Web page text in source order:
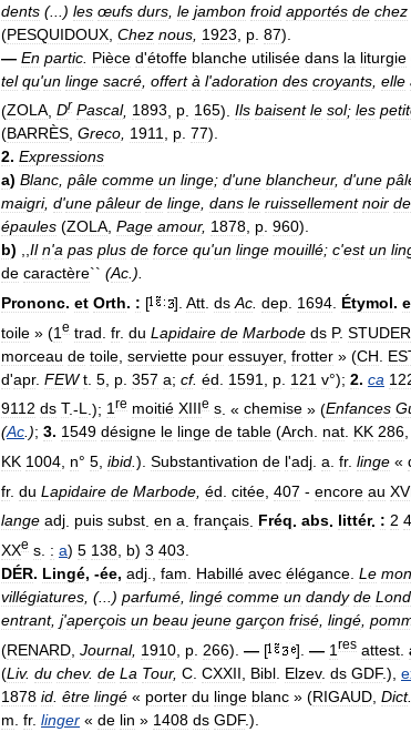
dents (...) les œufs durs le jambon froid apportés de chez
(PESQUIDOUX Chez nous 1923 p 87).
— En partic Pièce d'étoffe blanche utilisée dans la liturgie
tel qu'un linge sacré offert à l'adoration des croyants elle
(ZOLA, Dr Pascal, 1893 p 165). Ils baisent le sol; les
(BARRÈS, Greco, 1911, p. 77).
2. Expressions
a) Blanc, pâle comme un linge; d'une blancheur, d'une
maigri, d'une pâleur de linge, dans le ruissellement noir de
épaules (ZOLA, Page amour, 1878, p. 960).
b) ,,Il n'a pas plus de force qu'un linge mouillé; c'est un
de caractère`` (Ac.).
Prononc. et Orth. : [ ]. Att ds Ac dep 1694 Étymol.
toile » (1 e trad fr. du Lapidaire de Marbode ds P. STUDER
morceau de toile serviette pour essuyer, frotter » (CH
d'apr. FEW t 5 p 357 a; cf. éd 1591 p 121 v°); 2. ca
9112 ds T.-L .); 1re moitié XIIIe s . « chemise » (Enfances
(Ac.); 3. 1549 désigne le linge de table (Arch. nat. KK 286,
KK 1004 n° 5 ibid ). Substantivation de l'adj a fr. linge «
fr. du Lapidaire de Marbode éd citée 407 - encore au
lange adj puis subst en a français Fréq. abs. littér. : 2
XXe s : a) 5 138 b) 3 403
DÉR. Lingé, -ée, adj fam Habillé avec élégance Le
villégiatures , (...) parfumé lingé comme un dandy de
entrant, j'aperçois un beau jeune garçon frisé lingé
(RENARD Journal, 1910 p 266). — [ ]. — 1 res attest
(Liv. du chev. de La Tour, C CXXII Bibl Elzev. ds GDF.),
1878 id être lingé « porter du linge blanc » (RIGAUD Dict.
m fr. linger « de lin » 1408 ds GDF.).